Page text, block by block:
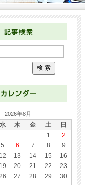
2026年8月
水 木 金 土 日
1
2
5 6 7 8
9
12 13 14 15
16
19 20 21 22
23
27 28 29
30